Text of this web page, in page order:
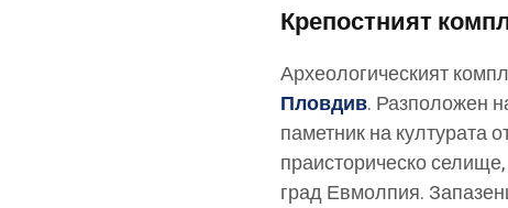
Крепостният
Археологическият
Пловдив. Разположен
паметник на културата
праисторическо
град Евмолпия.